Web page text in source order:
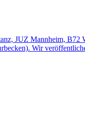
JUZ Mannheim, B72
Wir